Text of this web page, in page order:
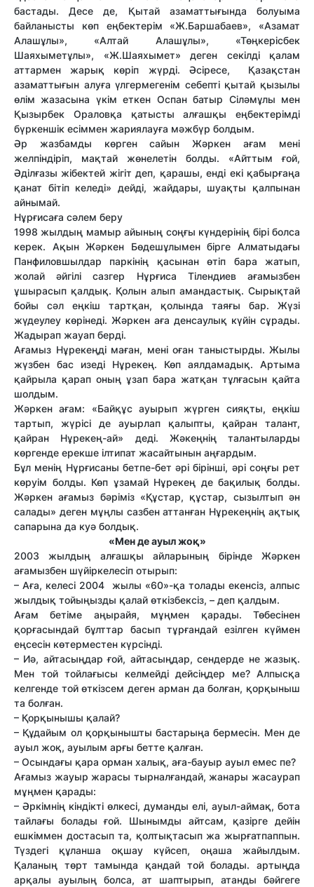
бастады. Десе де, Қытай азаматтығында болуыма
байланысты көп еңбектерім «Ж.Баршабаев», «Азамат
Алашұлы», «Алтай Алашұлы», «Төңкерісбек
Шаяхыметұлы», «Ж.Шаяхымет» деген секілді қалам
аттармен жарық көріп жүрді. Әсіресе, Қазақстан
азаматтығын алуға үлгермегенім себепті қытай қызылы
өлім жазасына үкім еткен Оспан батыр Сіләмұлы мен
Қызырбек Ораловқа қатысты алғашқы еңбектерімді
бүркеншік есіммен жариялауға мәжбүр болдым.
Әр жазбамды көрген сайын Жәркен ағам мені
желпіндіріп, мақтай жөнелетін болды. «Айттым ғой,
Әділғазы жібектей жігіт деп, қарашы, енді екі қабырғаңа
қанат бітіп келеді» дейді, жайдары, шуақты қалпынан
айнымай.
Нұрғисаға сәлем беру
1998 жылдың мамыр айының соңғы күндерінің бірі болса
керек. Ақын Жәркен Бөдешұлымен бірге Алматыдағы
Панфиловшылдар паркінің қасынан өтіп бара жатып,
жолай әйгілі сазгер Нұрғиса Тілендиев ағамызбен
ұшырасып қалдық. Қолын алып амандастық. Сырықтай
бойы сәл еңкіш тартқан, қолында таяғы бар. Жүзі
жүдеулеу көрінеді. Жәркен аға денсаулық күйін сұрады.
Жадырап жауап берді.
Ағамыз Нұрекеңді маған, мені оған таныстырды. Жылы
жүзбен бас изеді Нұрекең. Көп аялдамадық. Артыма
қайрыла қарап оның ұзап бара жатқан тұлғасын қайта
шолдым.
Жәркен ағам: «Байқұс ауырып жүрген сияқты, еңкіш
тартып, жүрісі де ауырлап қалыпты, қайран талант,
қайран Нұрекең-ай» деді. Жәкеңнің талантыларды
көргенде ерекше ілтипат жасайтынын аңғардым.
Бұл менің Нұрғисаны бетпе-бет әрі бірінші, әрі соңғы рет
көруім болды. Көп ұзамай Нұрекең де бақилық болды.
Жәркен ағамыз бәріміз «Құстар, құстар, сызылтып ән
салады» деген мұңлы сазбен аттанған Нұрекеңнің ақтық
сапарына да куә болдық.
«Мен де ауыл жоқ»
2003 жылдың алғашқы айларының бірінде Жәркен
ағамызбен шүйіркелесіп отырып:
– Аға, келесі 2004 жылы «60»-қа толады екенсіз, алпыс
жылдық тойыңызды қалай өткізбексіз, – деп қалдым.
Ағам бетіме аңырайя, мұңмен қарады. Төбесінен
қорғасындай бұлттар басып тұрғандай езілген күймен
еңсесін көтерместен күрсінді.
– Иә, айтасыңдар ғой, айтасыңдар, сендерде не жазық.
Мен той тойлағысы келмейді дейсіңдер ме? Алпысқа
келгенде той өткізсем деген арман да болған, қорқыныш
та болған.
– Қорқынышы қалай?
– Құдайым ол қорқынышты бастарыңа бермесін. Мен де
ауыл жоқ, ауылым арғы бетте қалған.
– Осындағы қара орман халық, аға-бауыр ауыл емес пе?
Ағамыз жауыр жарасы тырналғандай, жанары жасаурап
мұңмен қарады:
– Әркімнің кіндікті өлкесі, думанды елі, ауыл-аймақ, бота
тайлағы болады ғой. Шынымды айтсам, қазірге дейін
ешкіммен достасып та, қолтықтасып жа жырғатпаппын.
Түздегі құланша оқшау күйсеп, оңаша жайылдым.
Қаланың төрт тамында қандай той болады. артыңда
арқалы ауылың болса, ат шаптырып, атанды бәйгеге